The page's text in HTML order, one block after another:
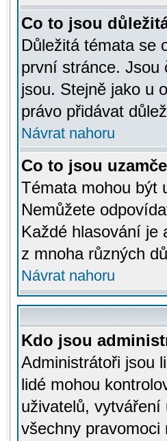
Co to jsou
Důležitá témata se
první stránce. Jsou
jsou. Stejně jako u
právo přidávat
Návrat nahoru
Co to jsou
Témata mohou být
Nemůžete
Každé hlasování je
z mnoha různých
Návrat nahoru
Kdo jsou
Administrátoři jsou
lidé mohou
uživatelů,
všechny